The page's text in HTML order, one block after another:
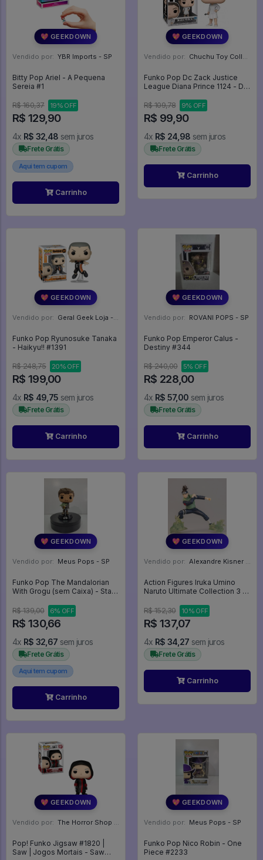
💖 GEEKDOWN
Vendido por: YBR Imports - SP
Bitty Pop Ariel - A Pequena
Sereia #1
R$ 160,37 19% OFF
R$ 129,90
4x R$ 32,48 sem juros
Frete Grátis
Aqui tem cupom
Carrinho
💖 GEEKDOWN
Vendido por: Chuchu Toy Collection - SP
Funko Pop Dc Zack Justice
League Diana Prince 1124 - Dc
R$ 109,78
9% OFF
R$ 99,90
4x R$ 24,98 sem juros
Frete Grátis
Carrinho
💖 GEEKDOWN
Vendido por: Geral Geek Loja - SP
Funko Pop Ryunosuke Tanaka
- Haikyu!! #1391
R$ 248,75 20% OFF
R$ 199,00
4x R$ 49,75 sem juros
Frete Grátis
Carrinho
💖 GEEKDOWN
Vendido por: ROVANI POPS - SP
Funko Pop Emperor Calus -
Destiny #344
R$ 240,00 5% OFF
R$ 228,00
4x R$ 57,00 sem juros
Frete Grátis
Carrinho
💖 GEEKDOWN
Vendido por: Meus Pops - SP
Funko Pop The Mandalorian
With Grogu (sem Caixa) - Star
R$ 139,00
6% OFF
R$ 130,66
4x R$ 32,67 sem juros
Frete Grátis
Aqui tem cupom
Carrinho
💖 GEEKDOWN
Vendido por: Alexandre Kisner - PR
Action Figures Iruka Umino
Naruto Ultimate Collection 3 -
R$ 152,30
10% OFF
R$ 137,07
4x R$ 34,27 sem juros
Frete Grátis
Carrinho
💖 GEEKDOWN
Vendido por: The Horror Shop - Colecionáveis - MG
Pop! Funko Jigsaw #1820 |
Saw | Jogos Mortais - Saw
💖 GEEKDOWN
Vendido por: Meus Pops - SP
Funko Pop Nico Robin - One
Piece #2233